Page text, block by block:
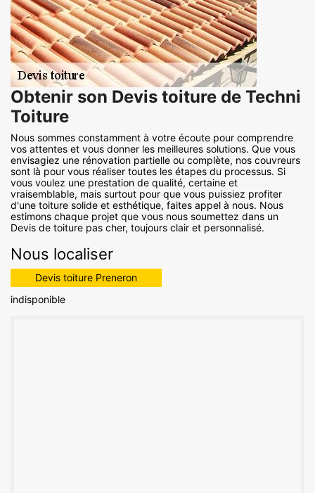
Obtenir son Devis toiture de Techni
Toiture
Nous sommes constamment à votre écoute pour comprendre
vos attentes et vous donner les meilleures solutions. Que vous
envisagiez une rénovation partielle ou complète, nos couvreurs
sont là pour vous réaliser toutes les étapes du processus. Si
vous voulez une prestation de qualité, certaine et
vraisemblable, mais surtout pour que vous puissiez profiter
d'une toiture solide et esthétique, faites appel à nous. Nous
estimons chaque projet que vous nous soumettez dans un
Devis de toiture pas cher, toujours clair et personnalisé.
Nous localiser
Devis toiture Preneron
indisponible